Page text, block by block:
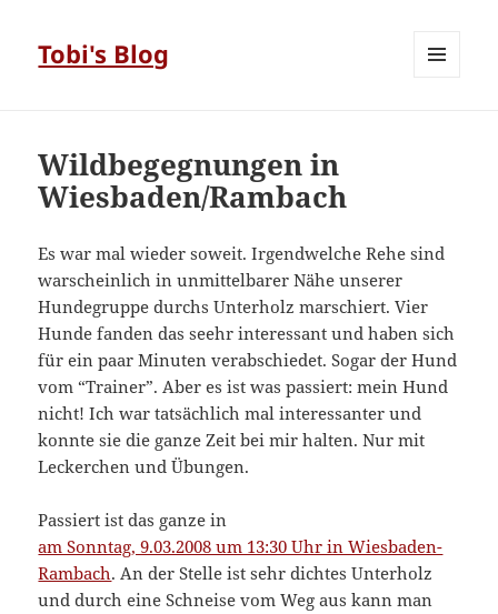
Tobi's Blog
Wildbegegnungen in
Wiesbaden/Rambach
Es war mal wieder soweit. Irgendwelche Rehe sind
warscheinlich in unmittelbarer Nähe unserer
Hundegruppe durchs Unterholz marschiert. Vier
Hunde fanden das seehr interessant und haben sich
für ein paar Minuten verabschiedet. Sogar der Hund
vom “Trainer”. Aber es ist was passiert: mein Hund
nicht! Ich war tatsächlich mal interessanter und
konnte sie die ganze Zeit bei mir halten. Nur mit
Leckerchen und Übungen.
Passiert ist das ganze in
am Sonntag, 9.03.2008 um 13:30 Uhr in Wiesbaden-
Rambach. An der Stelle ist sehr dichtes Unterholz
und durch eine Schneise vom Weg aus kann man